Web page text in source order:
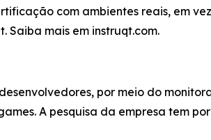
com ambientes reais, em
Saiba mais em instruqt.com.
por meio do
A pesquisa da empresa tem